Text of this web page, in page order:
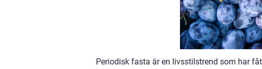
Periodisk fasta är en livsstilstrend som har